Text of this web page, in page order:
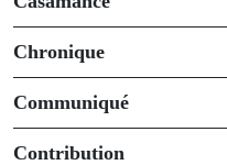
Chronique
Communiqué
Contribution